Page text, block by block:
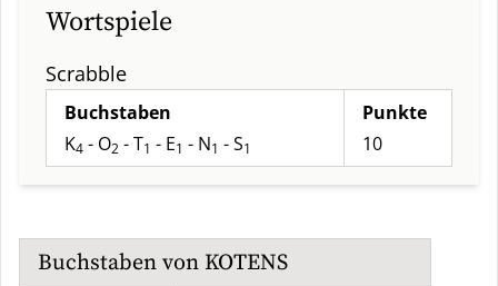
Wortspiele
Scrabble
Buchstaben
K4 - O2 - T1 - E1 - N1 - S1
Punkte
10
Buchstaben von KOTENS